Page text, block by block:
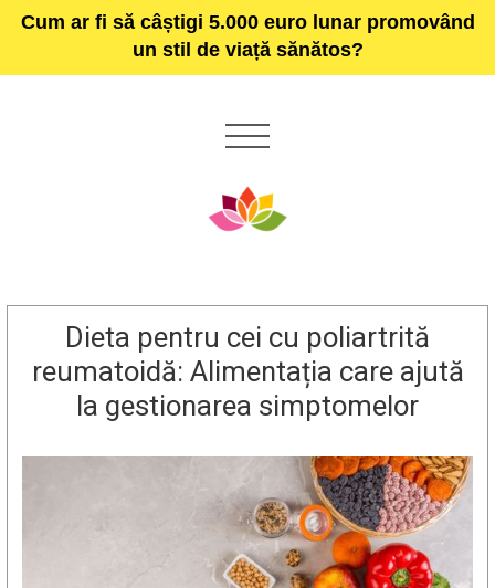
Cum ar fi să câștigi 5.000 euro lunar promovând
un stil de viață sănătos?
Dieta pentru cei cu poliartrită
reumatoidă: Alimentația care ajută
la gestionarea simptomelor